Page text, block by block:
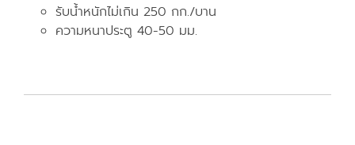
รับน้ำหนักไม่เกิน 250 กก./บาน
ความหนาประตู 40-50 มม.